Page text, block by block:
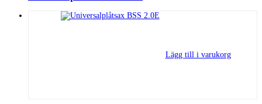
Lägg till i varukorg